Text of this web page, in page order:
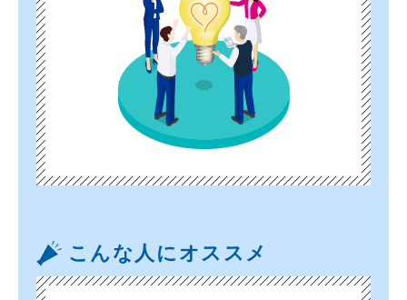
こんな人にオススメ